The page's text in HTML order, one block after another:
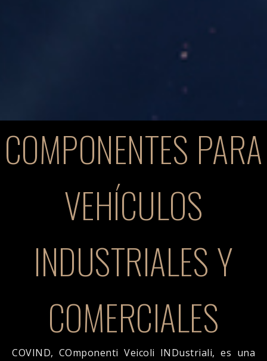
COMPONENTES PARA
VEHÍCULOS
INDUSTRIALES Y
COMERCIALES
COVIND, COmponenti Veicoli INDustriali, es una